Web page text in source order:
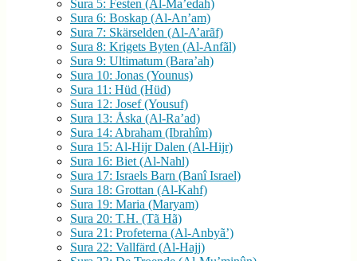
Sura 5: Festen (Al-Ma’edah)
Sura 6: Boskap (Al-An’am)
Sura 7: Skärselden (Al-A’arãf)
Sura 8: Krigets Byten (Al-Anfãl)
Sura 9: Ultimatum (Bara’ah)
Sura 10: Jonas (Younus)
Sura 11: Hüd (Hüd)
Sura 12: Josef (Yousuf)
Sura 13: Åska (Al-Ra’ad)
Sura 14: Abraham (Ibrahîm)
Sura 15: Al-Hijr Dalen (Al-Hijr)
Sura 16: Biet (Al-Nahl)
Sura 17: Israels Barn (Banî Israel)
Sura 18: Grottan (Al-Kahf)
Sura 19: Maria (Maryam)
Sura 20: T.H. (Tã Hã)
Sura 21: Profeterna (Al-Anbyã’)
Sura 22: Vallfärd (Al-Hajj)